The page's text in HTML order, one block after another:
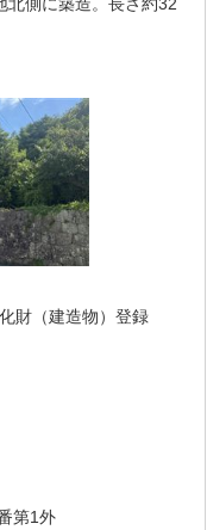
財（建造物）登録
第1外